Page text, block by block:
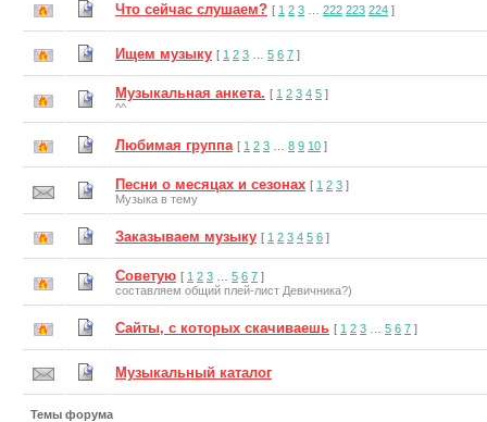
Что сейчас слушаем? [ 1 2 3 222 223 224 ]
Ищем музыку [ 1 2 3 5 6 7 ]
Музыкальная анкета. [ 1 2 3 4 5 ]
^^
Любимая группа [ 1 2 3 8 9 10 ]
Песни о месяцах и сезонах [ 1 2 3 ]
Музыка в тему
Заказываем музыку [ 1 2 3 4 5 6 ]
Советую [ 1 2 3 5 6 7 ]
составляем общий плей-лист Девичника?)
Сайты, с которых скачиваешь [ 1 2 3 5 6 7 ]
Музыкальный каталог
Темы форума